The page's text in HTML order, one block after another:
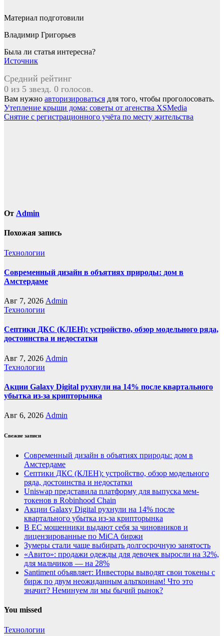
Материал подготовили
Владимир Григорьев
Была ли статья интересна?
Источник
Средний рейтинг
0 из 5 звезд. 0 голосов.
Вам нужно авторизироваться для того, чтобы проголосовать.
Навигация
по
Утепление крыши дома: советы от агенства XSMedia
Снятие с регистрационного учёта по месту жительства
От Admin
Похожая запись
Технологии
Современный дизайн в объятиях природы: дом в
Амстердаме
Авг 7, 2026 Admin
Технологии
Септики ДКС (КЛЕН): устройство, обзор модельного ряда,
достоинства и недостатки
Авг 7, 2026 Admin
Технологии
Акции Galaxy Digital рухнули на 14% после квартального
убытка из-за крипторынка
Авг 6, 2026 Admin
Свежие записи
Современный дизайн в объятиях природы: дом в
Амстердаме
Септики ДКС (КЛЕН): устройство, обзор модельного
ряда, достоинства и недостатки
Uniswap представила платформу для выпуска мем-
токенов в Robinhood Chain
Акции Galaxy Digital рухнули на 14% после
квартального убытка из-за крипторынка
В ЕС мошенники выдают себя за чиновников и
лицензированные по MiCA биржи
Зумеры стали чаще выбирать долгосрочную занятость
«Авито»: продажи одежды для девочек выросли на 32%,
для мальчиков — на 28%
Santiment объявляет: Инвесторы выводят свои токены с
бирж по двум неожиданным альткоинам! Что это
значит? Неминуем ли мы бычий рынок?
You missed
Технологии